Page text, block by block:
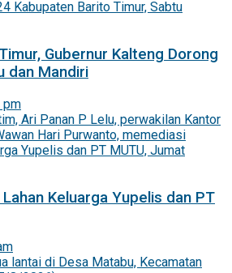
Gubernur Kalteng Dorong
dan Mandiri
pm
Keluarga Yupelis dan PT